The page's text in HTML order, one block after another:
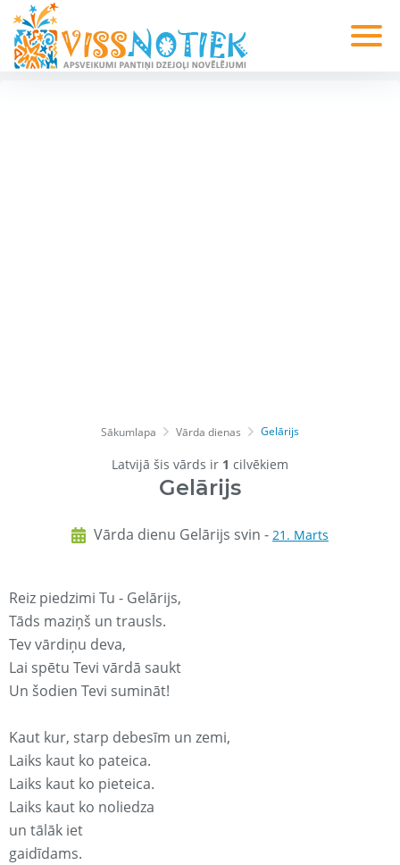
Sākumlapa Vārda dienas Gelārijs
Latvijā šis vārds ir 1 cilvēkiem
Gelārijs
Vārda dienu Gelārijs svin - 21. Marts
Reiz piedzimi Tu - Gelārijs,
Tāds maziņš un trausls.
Tev vārdiņu deva,
Lai spētu Tevi vārdā saukt
Un šodien Tevi sumināt!
Kaut kur, starp debesīm un zemi,
Laiks kaut ko pateica.
Laiks kaut ko pieteica.
Laiks kaut ko noliedza
un tālāk iet
gaidīdams.